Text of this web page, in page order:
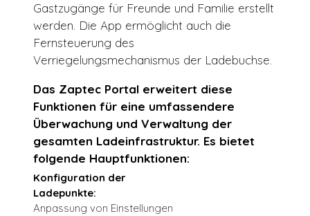
Gastzugänge für Freunde und Familie erstellt
werden. Die App ermöglicht auch die
Fernsteuerung des
Verriegelungsmechanismus der Ladebuchse.
Das Zaptec Portal erweitert diese
Funktionen für eine umfassendere
Überwachung und Verwaltung der
gesamten Ladeinfrastruktur. Es bietet
folgende Hauptfunktionen:
Konfiguration der
Ladepunkte:
Anpassung von Einstellungen